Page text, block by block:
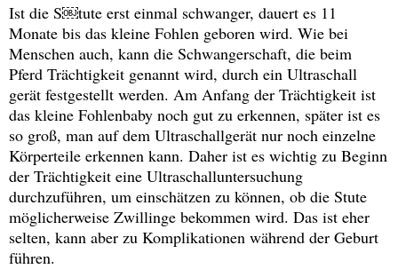
Ist die S￼tute erst einmal schwanger, dauert es 11
Monate bis das kleine Fohlen geboren wird. Wie bei
Menschen auch, kann die Schwangerschaft, die beim
Pferd Trächtigkeit genannt wird, durch ein Ultraschall
gerät festgestellt werden. Am Anfang der Trächtigkeit ist
das kleine Fohlenbaby noch gut zu erkennen, später ist es
so groß, man auf dem Ultraschallgerät nur noch einzelne
Körperteile erkennen kann. Daher ist es wichtig zu Beginn
der Trächtigkeit eine Ultraschalluntersuchung
durchzuführen, um einschätzen zu können, ob die Stute
möglicherweise Zwillinge bekommen wird. Das ist eher
selten, kann aber zu Komplikationen während der Geburt
führen.